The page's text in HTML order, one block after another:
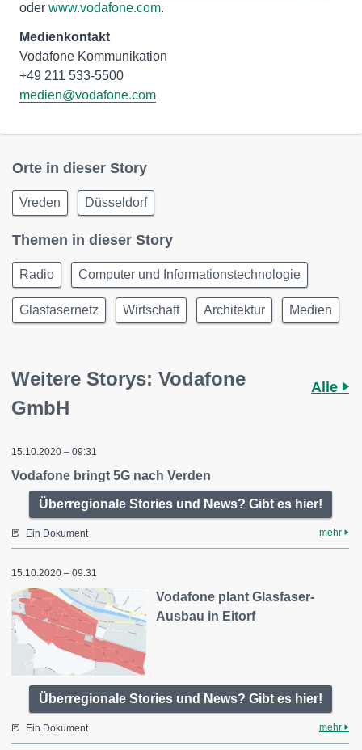
oder www.vodafone.com.
Medienkontakt
Vodafone Kommunikation
medien@vodafone.com
Orte in dieser Story
Vreden Düsseldorf
Themen in dieser Story
Radio Computer und Informationstechnologie
Glasfasernetz Wirtschaft Architektur Medien
Weitere Storys: Vodafone
GmbH
Alle
15.10.2020 – 09:31
Vodafone bringt 5G nach Verden
Überregionale Stories und News? Gibt es hier!
Ein Dokument mehr
15.10.2020 – 09:31
Vodafone plant Glasfaser-
Ausbau in Eitorf
Überregionale Stories und News? Gibt es hier!
Ein Dokument mehr